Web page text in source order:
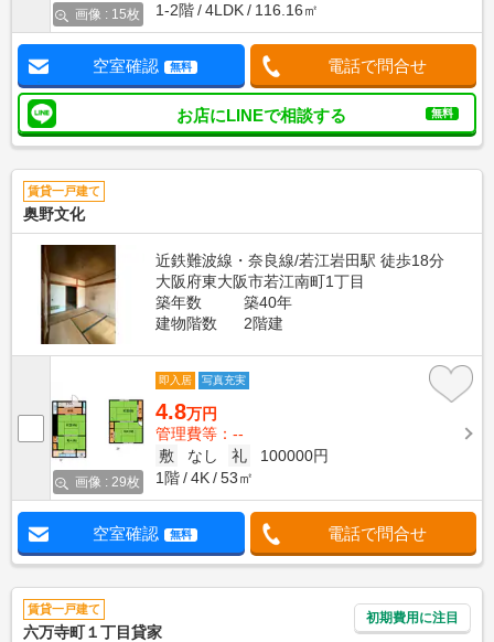
画像 : 15枚
1-2階
4LDK 116.16㎡
空室確認 無料 電話で問合せ
お店にLINEで相談する 無料
賃貸一戸建て
奥野文化
近鉄難波線・奈良線/若江岩田駅 徒歩18分
大阪府東大阪市若江南町1丁目
築年数
築40年
建物階数
2階建
画像 : 29枚
即入居 写真充実
4.8万円
管理費等：--
敷
なし 礼
100000円
1階
4K 53㎡
空室確認 無料 電話で問合せ
賃貸一戸建て
六万寺町１丁目貸家
初期費用に注目